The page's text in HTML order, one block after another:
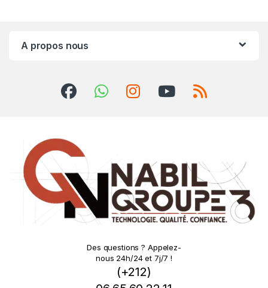
A propos nous
Des questions ? Appelez-
nous 24h/24 et 7j/7 !
(+212)